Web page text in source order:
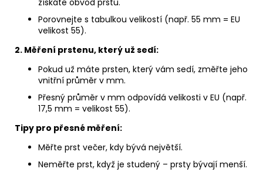
získáte obvod prstu.
Porovnejte s tabulkou velikostí (např. 55 mm = EU
velikost 55).
2. Měření prstenu, který už sedí:
Pokud už máte prsten, který vám sedí, změřte jeho
vnitřní průměr v mm.
Přesný průměr v mm odpovídá velikosti v EU (např.
17,5 mm = velikost 55).
Tipy pro přesné měření:
Měřte prst večer, kdy bývá největší.
Neměřte prst, když je studený – prsty bývají menší.